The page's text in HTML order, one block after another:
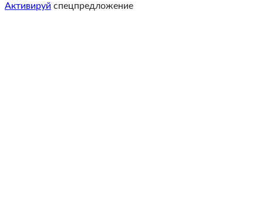
Активируй спецпредложение